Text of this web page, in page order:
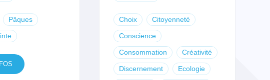
Pâques Choix Citoyenneté
Conscience
Consommation Créativité
Discernement Ecologie